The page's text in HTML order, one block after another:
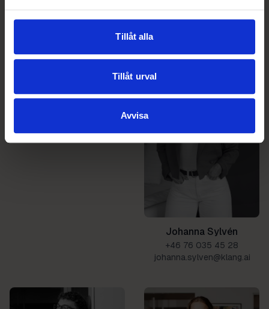
Tillåt alla
Tillåt urval
Avvisa
kim.palmqvist@klang.ai
filippa.bergnor@klang.ai
marcus.horten@klang.ai
Johanna Sylvén
+46 76 035 45 28
johanna.sylven@klang.ai